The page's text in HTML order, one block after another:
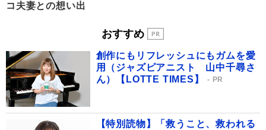
コ夫妻との想い出
おすすめ
創作にもリフレッシュにもガムを愛
用（ジャズピアニスト 山中千尋さ
ん）【LOTTE TIMES】
PR
【特別読物】「救うこと、救われる